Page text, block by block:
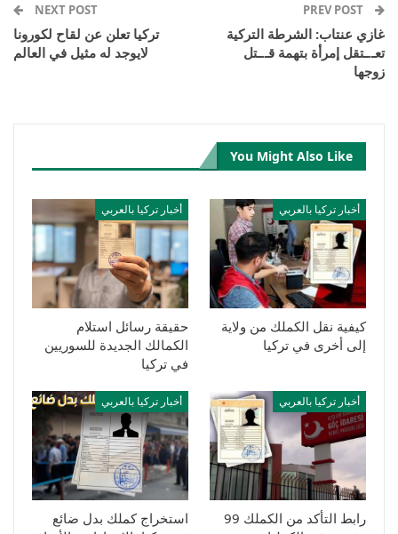
غازي عنتاب: الشرطة التركية
تعـ.ـتقل إمرأة بتهمة قـ.ـتل
زوجها
NEXT POST
تركيا تعلن عن لقاح لكورونا
لايوجد له مثيل في العالم
You Might Also Like
أخبار تركيا بالعربي
كيفية نقل الكملك من ولاية
إلى أخرى في تركيا
أخبار تركيا بالعربي
حقيقة رسائل استلام
الكمالك الجديدة للسوريين
في تركيا
أخبار تركيا بالعربي
رابط التأكد من الكملك 99
أخبار تركيا بالعربي
استخراج كملك بدل ضائع